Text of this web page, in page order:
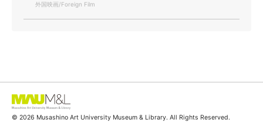
外国映画/Foreign Film
© 2026 Musashino Art University Museum & Library. All Rights Reserved.